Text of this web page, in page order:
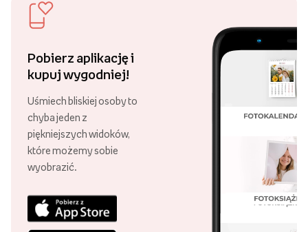
Pobierz aplikację i
kupuj wygodniej!
Uśmiech bliskiej osoby to
chyba jeden z
piękniejszych widoków,
które możemy sobie
wyobrazić.